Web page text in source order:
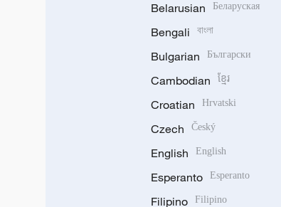
Belarusian Беларуская
Bengali বাংলা
Bulgarian Български
Cambodian ខ្មែរ
Croatian Hrvatski
Czech Český
English English
Esperanto Esperanto
Filipino Filipino